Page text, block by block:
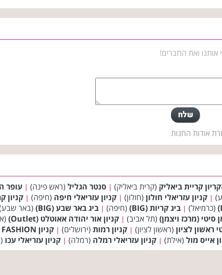
ואת החברים!
אודות החנות
קריית ביאליק (קרית ביאליק) | סנטר הגליל (ראש פינה) | עופר
| קניון עזריאלי חולון (חולון) | קניון עזריאלי חיפה (חיפה) | קניון
(כרמיאל) | ביג קריות (BIG) (חיפה) | ביג באר שבע (BIG) (באר
סיטי (מרכז ויצמן) (תל אביב) | קניון אור יהודה אאוטלט (Outlet)
(ראשון לציון) | קניון רמות (ירושלים) | קניון BIG FASHION בית שמש
אייס מול (אילת) | קניון עזריאלי רמלה (רמלה) | קניון עזריאלי עכו